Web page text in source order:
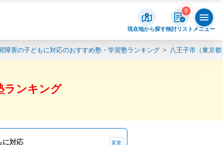
現在地から探す
0
検討リスト メニュー
障害の子どもに対応のおすすめ塾・学習塾ランキング 八王子市（東京
ランキング
に対応 変更